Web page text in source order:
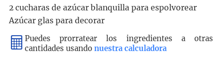
2 cucharas de azúcar blanquilla para espolvorear
Azúcar glas para decorar
Puedes prorratear los ingredientes a otras
cantidades usando nuestra calculadora